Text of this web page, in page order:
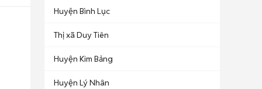
Huyện Bình Lục
Thị xã Duy Tiên
Huyện Kim Bảng
Huyện Lý Nhân